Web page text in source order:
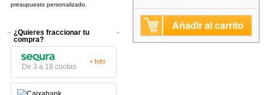
presupuesto personalizado.
¿Quieres fraccionar tu
compra?
De 3 a 18 cuotas
+ Info
Añadir al carrito